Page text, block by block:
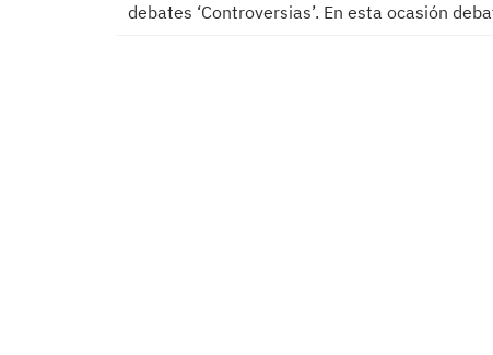
debates ‘Controversias’. En esta ocasión